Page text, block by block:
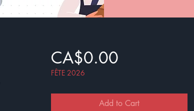
CA$0.00Price
FÊTE 2026
Add to Cart